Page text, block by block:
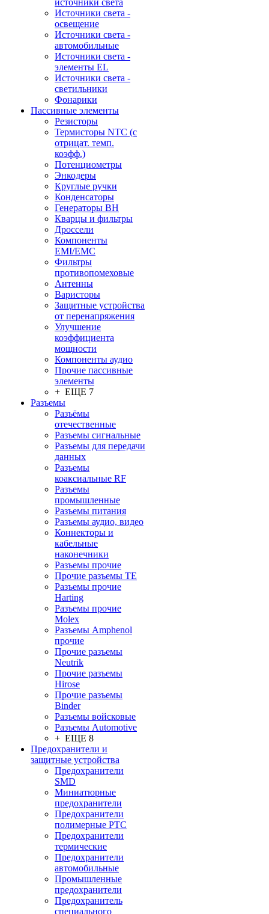
источники света
Источники света -
освещение
Источники света -
автомобильные
Источники света -
элементы EL
Источники света -
светильники
Фонарики
Пассивные элементы
Резисторы
Термисторы NTC (с
отрицат. темп.
коэфф.)
Потенциометры
Энкодеры
Круглые ручки
Конденсаторы
Генераторы ВН
Кварцы и фильтры
Дроссели
Компоненты
EMI/EMC
Фильтры
противопомеховые
Антенны
Варисторы
Защитные устройства
от перенапряжения
Улучшение
коэффициента
мощности
Компоненты аудио
Прочие пассивные
элементы
+ ЕЩЕ 7
Разъeмы
Разъёмы
отечественные
Разъeмы сигнальные
Разъeмы для передачи
данных
Разъeмы
коаксиальные RF
Разъeмы
промышленные
Разъeмы питания
Разъeмы аудио, видео
Коннекторы и
кабельные
наконечники
Разъeмы прочие
Прочие разъемы TE
Разъемы прочие
Harting
Разъемы прочие
Molex
Разъемы Amphenol
прочие
Прочие разъемы
Neutrik
Прочие разъемы
Hirose
Прочие разъемы
Binder
Разъемы войсковые
Разъeмы Automotive
+ ЕЩЕ 8
Предохранители и
защитные устройства
Предохранители
SMD
Миниатюрные
предохранители
Предохранители
полимерные PTC
Предохранители
термические
Предохранители
автомобильные
Промышленные
предохранители
Предохранитель
специального